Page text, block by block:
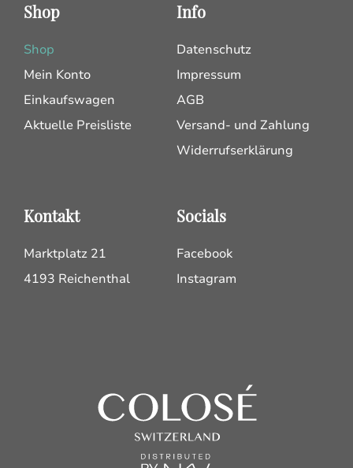
Shop
Shop
Mein Konto
Einkaufswagen
Aktuelle Preisliste
Info
Datenschutz
Impressum
AGB
Versand- und Zahlung
Widerrufserklärung
Kontakt
Marktplatz 21
4193 Reichenthal
Socials
Facebook
Instagram